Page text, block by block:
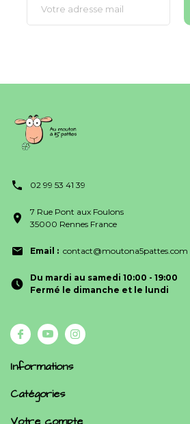
02 99 53 41 39
7 Rue Pont aux Foulons
35000 Rennes France
Email : contact@moutona5pattes.com
Du mardi au samedi 10:00 - 19:00
Fermé le dimanche et le lundi
Informations
Catégories